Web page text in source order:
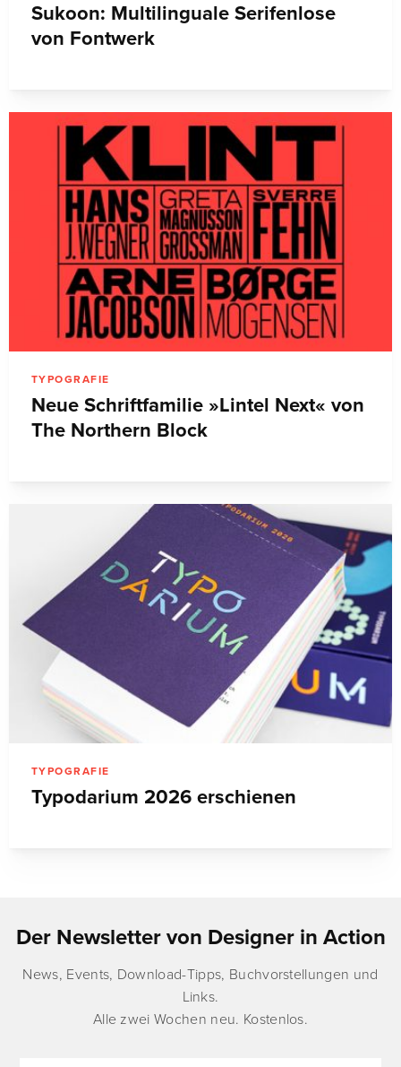
Sukoon: Multilinguale Serifenlose
von Fontwerk
TYPOGRAFIE
Neue Schriftfamilie »Lintel Next« von
The Northern Block
TYPOGRAFIE
Typodarium 2026 erschienen
Der Newsletter von Designer in Action
News, Events, Download-Tipps, Buchvorstellungen und
Links.
Alle zwei Wochen neu. Kostenlos.